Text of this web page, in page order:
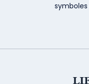
symboles